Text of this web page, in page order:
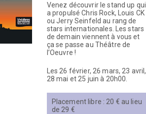
Venez découvrir le stand up qui
a propulsé Chris Rock, Louis CK
ou Jerry Seinfeld au rang de
stars internationales. Les stars
de demain viennent à vous et
ça se passe au Théâtre de
l’Oeuvre !
Les 26 février, 26 mars, 23 avril,
28 mai et 25 juin à 20h00.
Placement libre : 20 € au lieu
de 29 €